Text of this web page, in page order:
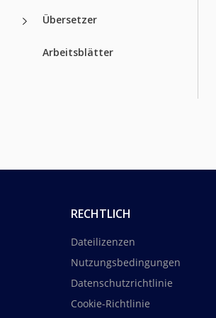
Übersetzer
Arbeitsblätter
RECHTLICH
Dateilizenzen
Nutzungsbedingungen
Datenschutzrichtlinie
Cookie-Richtlinie